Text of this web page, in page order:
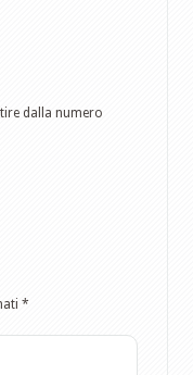
dalla numero
*